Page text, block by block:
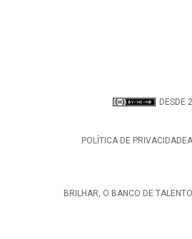
DESDE
POLÍTICA DE PRIVACIDADE
BRILHAR, O BANCO DE